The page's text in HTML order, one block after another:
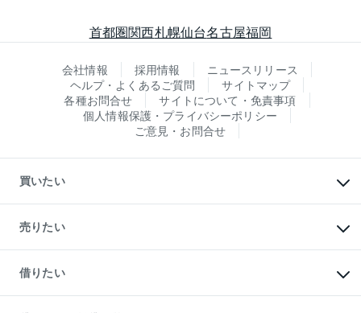
首都圏関西札幌仙台名古屋福岡
会社情報 採用情報
ニュースリリース
ヘルプ・よくあるご質問
サイトマップ
各種お問合せ
サイトについて・免責事項
個人情報保護・プライバシーポリシー
ご意見・お問合せ
買いたい
新築・分譲マンションの購入
中古マンションの購入
一戸建ての購入
中古一戸建ての購入
不動産購入の流れ
売りたい
一戸建ての売却・査定
土地の売却・査定
スピードAI査定
借りたい